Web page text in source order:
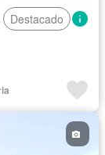
Destacado